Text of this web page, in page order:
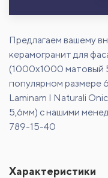
Предлагаем вашему
керамогранит для
(1000x1000 матовый
популярном размере
Laminam I Naturali
5,6мм) с нашими
789-15-40
Характеристики